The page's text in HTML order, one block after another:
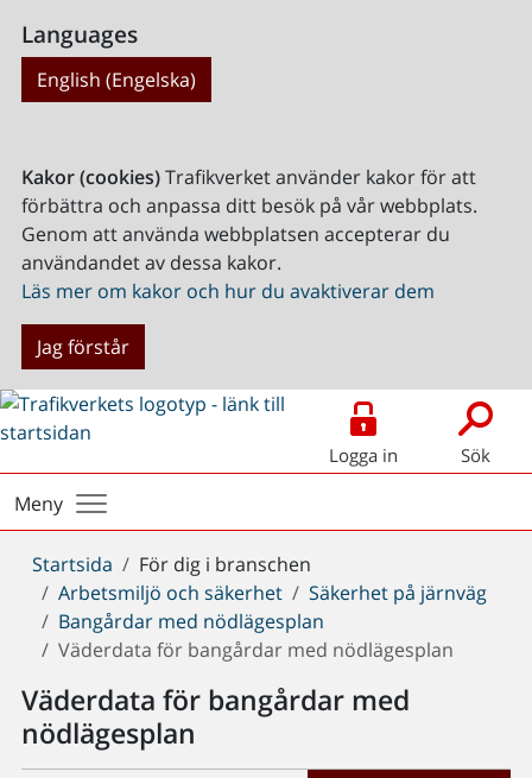
Languages
English (Engelska)
Kakor (cookies)Trafikverket använder kakor för att
förbättra och anpassa ditt besök på vår webbplats.
Genom att använda webbplatsen accepterar du
användandet av dessa kakor.
Läs mer om kakor och hur du avaktiverar dem
Jag förstår
Logga in Sök
Meny
Du
är
här:
Startsida
För dig i branschen
Arbetsmiljö och säkerhet
Säkerhet på järnväg
Bangårdar med nödlägesplan
Väderdata för bangårdar med nödlägesplan
Väderdata för bangårdar med
nödlägesplan